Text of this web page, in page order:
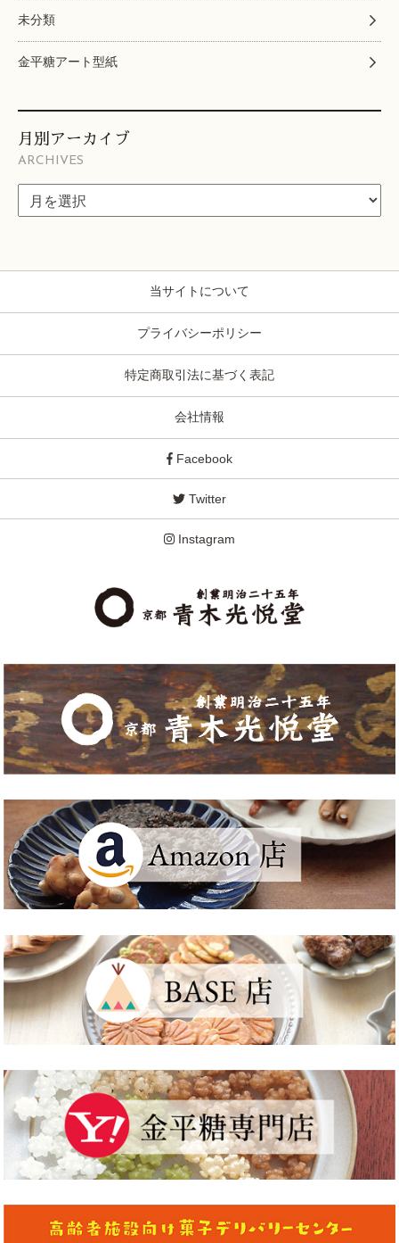
未分類
金平糖アート型紙
月別アーカイブ
ARCHIVES
当サイトについて
プライバシーポリシー
特定商取引法に基づく表記
会社情報
Facebook
Twitter
Instagram